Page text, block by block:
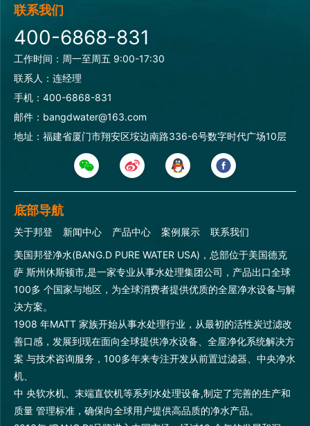
联系我们
400-6868-831
工作时间：周一至周五 9:00-17:30
联系人：连经理
手机：400-6868-831
邮件：bangdwater@163.com
地址：福建省厦门市翔安区垵边南路336-6号数字时代广场10层
底部导航
关于邦登 新闻中心 产品中心 案例展示
联系我们
美国邦登净水(BANG.D PURE WATER USA)，总部位于美国德克
萨 斯州休斯顿市,是一家专业从事水处理集团公司，产品出口全球
100多 个国家与地区，为全球消费者提供优质的全屋净水设备与解
决方案。
1908 年MATT 家族开始从事水处理行业，从最初的活性炭过滤改
善口感，发展到现在面向全球提供净水设备、全屋净化系统解决方
案 与技术咨询服务，100多年来专注开发从前置过滤器、中央净水
机、
中 央软水机、末端直饮机等系列水处理设备,制定了完善的生产和
质量 管理标准，确保向全球用户提供高品质的净水产品。